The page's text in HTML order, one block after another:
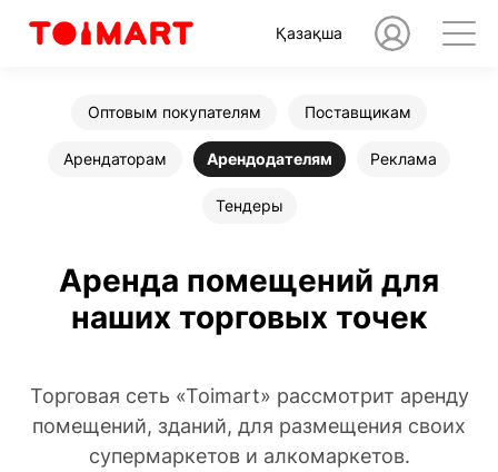
Қазақша
Оптовым покупателям Поставщикам
Арендаторам Арендодателям Реклама
Тендеры
Аренда помещений для
наших торговых точек
Торговая сеть «Тоimart» рассмотрит аренду
помещений, зданий, для размещения своих
супермаркетов и алкомаркетов.